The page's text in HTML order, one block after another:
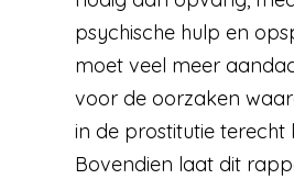
psychische hulp en
moet veel meer
voor de oorzaken
in de prostitutie terecht
Bovendien laat dit